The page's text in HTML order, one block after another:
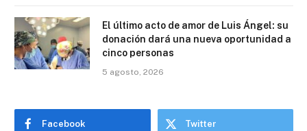
El último acto de amor de Luis Ángel: su
donación dará una nueva oportunidad a
cinco personas
5 agosto, 2026
Facebook Twitter